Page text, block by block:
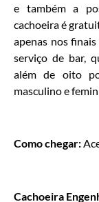
e também a
cachoeira é
apenas nos
serviço de bar,
além de oito
masculino e
Como chegar:
Cachoeira